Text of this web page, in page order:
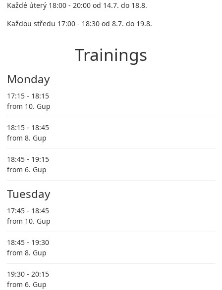
Každé úterý 18:00 - 20:00 od 14.7. do 18.8.
Každou středu 17:00 - 18:30 od 8.7. do 19.8.
Trainings
Monday
17:15 - 18:15
from 10. Gup
18:15 - 18:45
from 8. Gup
18:45 - 19:15
from 6. Gup
Tuesday
17:45 - 18:45
from 10. Gup
18:45 - 19:30
from 8. Gup
19:30 - 20:15
from 6. Gup